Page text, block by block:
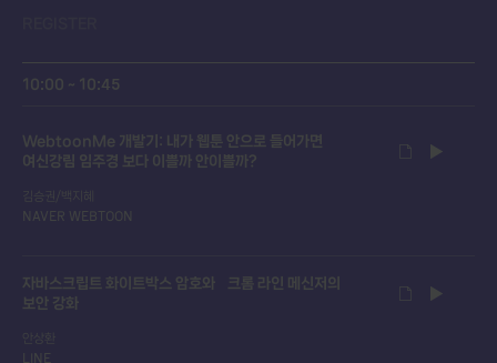
10:00 ~ 10:45
WebtoonMe 개발기: 내가 웹툰 안으로 들어가면
여신강림 임주경 보다 이쁠까 안이쁠까?
김승권/백지혜
NAVER WEBTOON
자바스크립트 화이트박스 암호와 크롬 라인 메신저의
보안 강화
안상환
LINE